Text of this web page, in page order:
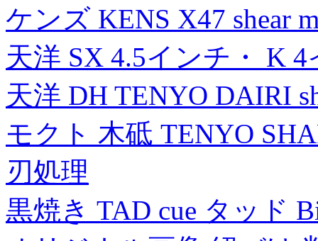
ケンズ KENS X47 shear
天洋 SX 4.5インチ・ K
天洋 DH TENYO DAIRI
モクト 木砥 TENYO
刃処理
黒焼き TAD cue タッド